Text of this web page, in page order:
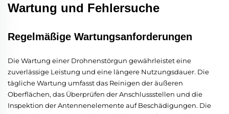
Wartung und Fehlersuche
Regelmäßige Wartungsanforderungen
Die Wartung einer Drohnenstörgun gewährleistet eine
zuverlässige Leistung und eine längere Nutzungsdauer. Die
tägliche Wartung umfasst das Reinigen der äußeren
Oberflächen, das Überprüfen der Anschlussstellen und die
Inspektion der Antennenelemente auf Beschädigungen. Die